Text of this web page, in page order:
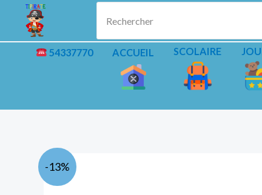
contenu
54337770 ACCUEIL SCOLAIRE
-13%